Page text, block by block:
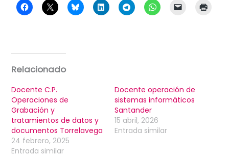
Relacionado
Docente C.P.
Operaciones de
Grabación y
tratamientos de datos y
documentos Torrelavega
24 febrero, 2025
Entrada similar
Docente operación de
sistemas informáticos
Santander
15 abril, 2026
Entrada similar